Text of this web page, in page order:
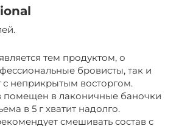
тем продуктом, о
бровисты, так и
с неприкрытым восторгом.
помещен в лаконичные баночки
в 5 г хватит надолго.
смешивать состав с